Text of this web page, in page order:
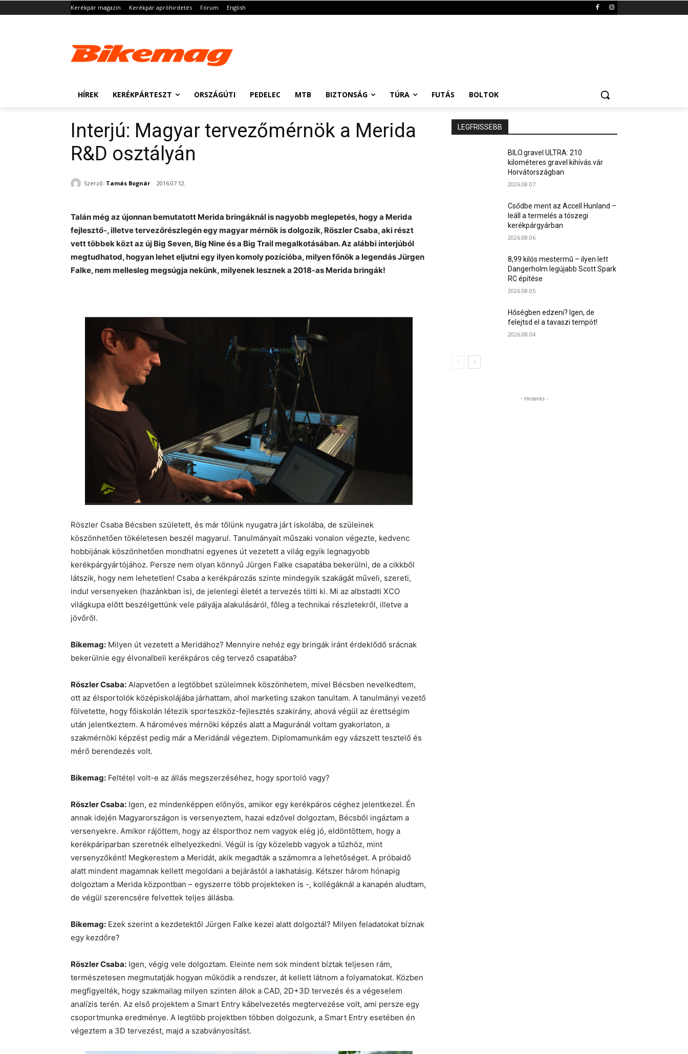
Kerékpár magazin Kerékpár apróhirdetés Fórum English
HÍREK KERÉKPÁRTESZT ORSZÁGÚTI PEDELEC MTB BIZTONSÁG TÚRA FUTÁS BOLTOK
Interjú: Magyar tervezőmérnök a Merida
R&D osztályán
Szerző: Tamás Bognár 2016.07.12.
Talán még az újonnan bemutatott Merida bringáknál is nagyobb meglepetés, hogy a Merida
fejlesztő-, illetve tervezőrészlegén egy magyar mérnök is dolgozik, Röszler Csaba, aki részt
vett többek közt az új Big Seven, Big Nine és a Big Trail megalkotásában. Az alábbi interjúból
megtudhatod, hogyan lehet eljutni egy ilyen komoly pozícióba, milyen főnök a legendás Jürgen
Falke, nem mellesleg megsúgja nekünk, milyenek lesznek a 2018-as Merida bringák!
Röszler Csaba Bécsben született, és már tőlünk nyugatra járt iskolába, de szüleinek
köszönhetően tökéletesen beszél magyarul. Tanulmányait műszaki vonalon végezte, kedvenc
hobbijának köszönhetően mondhatni egyenes út vezetett a világ egyik legnagyobb
kerékpárgyártójához. Persze nem olyan könnyű Jürgen Falke csapatába bekerülni, de a cikkből
látszik, hogy nem lehetetlen! Csaba a kerékpározás szinte mindegyik szakágát műveli, szereti,
indul versenyeken (hazánkban is), de jelenlegi életét a tervezés tölti ki. Mi az albstadti XCO
világkupa előtt beszélgettünk vele pályája alakulásáról, főleg a technikai részletekről, illetve a
jövőről.
Bikemag: Milyen út vezetett a Meridához? Mennyire nehéz egy bringák iránt érdeklődő srácnak
bekerülnie egy élvonalbeli kerékpáros cég tervező csapatába?
Röszler Csaba: Alapvetően a legtöbbet szüleimnek köszönhetem, mivel Bécsben nevelkedtem,
ott az élsportolók középiskolájába járhattam, ahol marketing szakon tanultam. A tanulmányi vezető
fölvetette, hogy főiskolán létezik sporteszköz-fejlesztés szakirány, ahová végül az érettségim
után jelentkeztem. A hároméves mérnöki képzés alatt a Maguránál voltam gyakorlaton, a
szakmérnöki képzést pedig már a Meridánál végeztem. Diplomamunkám egy vázszett tesztelő és
mérő berendezés volt.
Bikemag: Feltétel volt-e az állás megszerzéséhez, hogy sportoló vagy?
Röszler Csaba: Igen, ez mindenképpen előnyös, amikor egy kerékpáros céghez jelentkezel. Én
annak idején Magyarországon is versenyeztem, hazai edzővel dolgoztam, Bécsből ingáztam a
versenyekre. Amikor rájöttem, hogy az élsporthoz nem vagyok elég jó, eldöntöttem, hogy a
kerékpáriparban szeretnék elhelyezkedni. Végül is így közelebb vagyok a tűzhöz, mint
versenyzőként! Megkerestem a Meridát, akik megadták a számomra a lehetőséget. A próbaidő
alatt mindent magamnak kellett megoldani a bejárástól a lakhatásig. Kétszer három hónapig
dolgoztam a Merida központban – egyszerre több projekteken is -, kollégáknál a kanapén aludtam,
de végül szerencsére felvettek teljes állásba.
Bikemag: Ezek szerint a kezdetektől Jürgen Falke kezei alatt dolgoztál? Milyen feladatokat bíznak
egy kezdőre?
Röszler Csaba: Igen, végig vele dolgoztam. Eleinte nem sok mindent bíztak teljesen rám,
természetesen megmutatják hogyan működik a rendszer, át kellett látnom a folyamatokat. Közben
megfigyelték, hogy szakmailag milyen szinten állok a CAD, 2D+3D tervezés és a végeselem
analízis terén. Az első projektem a Smart Entry kábelvezetés megtervezése volt, ami persze egy
csoportmunka eredménye. A legtöbb projektben többen dolgozunk, a Smart Entry esetében én
végeztem a 3D tervezést, majd a szabványosítást.
LEGFRISSEBB
BILO.gravel ULTRA: 210
kilométeres gravel kihívás vár
Horvátországban
2026.08.07.
Csődbe ment az Accell Hunland –
leáll a termelés a tószegi
kerékpárgyárban
2026.08.06.
8,99 kilós mestermű – ilyen lett
Dangerholm legújabb Scott Spark
RC építése
2026.08.05.
Hőségben edzeni? Igen, de
felejtsd el a tavaszi tempót!
2026.08.04.
- Hirdetés -